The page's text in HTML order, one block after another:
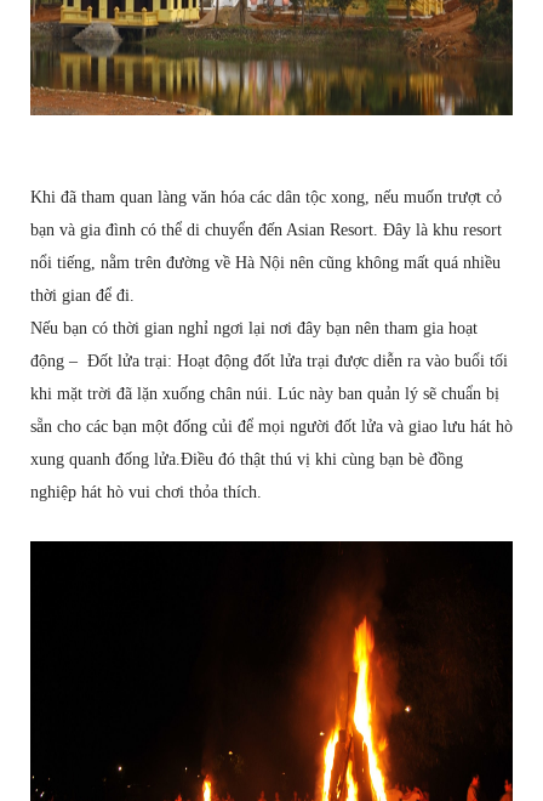
Khi đã tham quan làng văn hóa các dân tộc xong, nếu muốn trượt cỏ
bạn và gia đình có thể di chuyển đến Asian Resort. Đây là khu resort
nổi tiếng, nằm trên đường về Hà Nội nên cũng không mất quá nhiều
thời gian để đi.
Nếu bạn có thời gian nghỉ ngơi lại nơi đây bạn nên tham gia hoạt
động – Đốt lửa trại: Hoạt động đốt lửa trại được diễn ra vào buổi tối
khi mặt trời đã lặn xuống chân núi. Lúc này ban quản lý sẽ chuẩn bị
sẵn cho các bạn một đống củi để mọi người đốt lửa và giao lưu hát hò
xung quanh đống lửa.Điều đó thật thú vị khi cùng bạn bè đồng
nghiệp hát hò vui chơi thỏa thích.